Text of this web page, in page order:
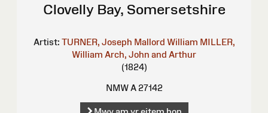
Clovelly Bay, Somersetshire
Artist: TURNER, Joseph Mallord William MILLER,
William Arch, John and Arthur
(1824)
NMW A 27142